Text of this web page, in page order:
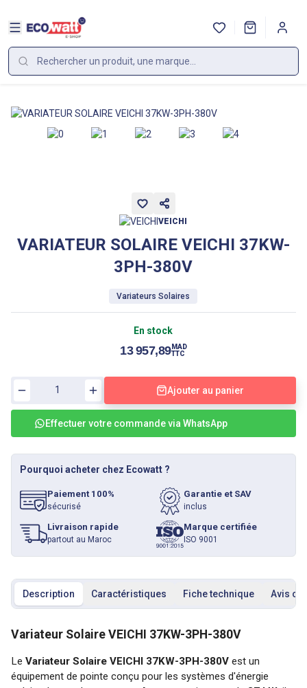
VEICHI
VARIATEUR SOLAIRE VEICHI 37KW-
3PH-380V
Variateurs Solaires
En stock
13 957,89MAD
TTC
Ajouter au panier
Effectuer votre commande via WhatsApp
Pourquoi acheter chez Ecowatt ?
Paiement 100%
sécurisé
Garantie et SAV
inclus
Livraison rapide
partout au Maroc
Marque certifiée
ISO 9001
Description Caractéristiques Fiche technique Avis